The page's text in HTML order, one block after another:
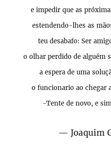
e impedir que as
estendendo-lhes as
teu desabafo: Ser
o olhar perdido de alguém
a espera de uma
o funcionario ao chegar
-Tente de novo, e
— Joaquim